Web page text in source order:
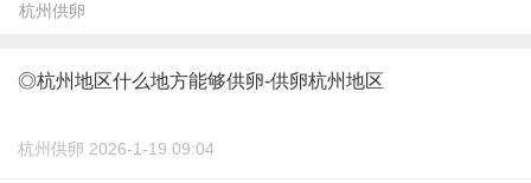
杭州供卵
◎杭州地区什么地方能够供卵-供卵杭州地区
杭州供卵 2026-1-19 09:04